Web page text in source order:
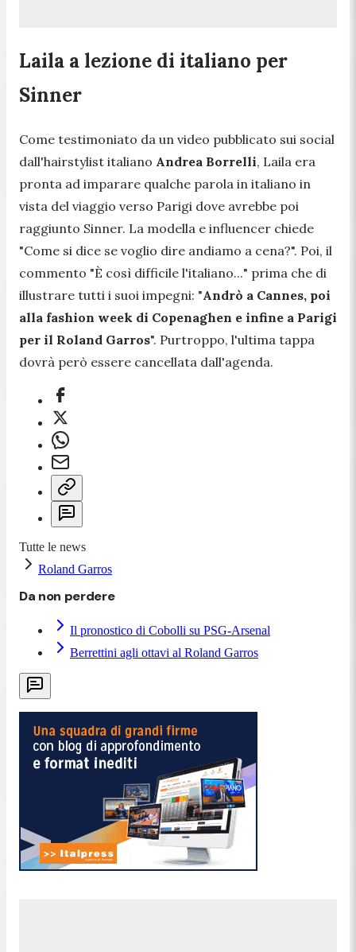
Laila a lezione di italiano per
Sinner
Come testimoniato da un video pubblicato sui social
dall'hairstylist italiano Andrea Borrelli, Laila era
pronta ad imparare qualche parola in italiano in
vista del viaggio verso Parigi dove avrebbe poi
raggiunto Sinner. La modella e influencer chiede
"Come si dice se voglio dire andiamo a cena?". Poi, il
commento "È così difficile l'italiano..." prima che di
illustrare tutti i suoi impegni: "Andrò a Cannes, poi
alla fashion week di Copenaghen e infine a Parigi
per il Roland Garros". Purtroppo, l'ultima tappa
dovrà però essere cancellata dall'agenda.
Tutte le news
Roland Garros
Da non perdere
Il pronostico di Cobolli su PSG-Arsenal
Berrettini agli ottavi al Roland Garros